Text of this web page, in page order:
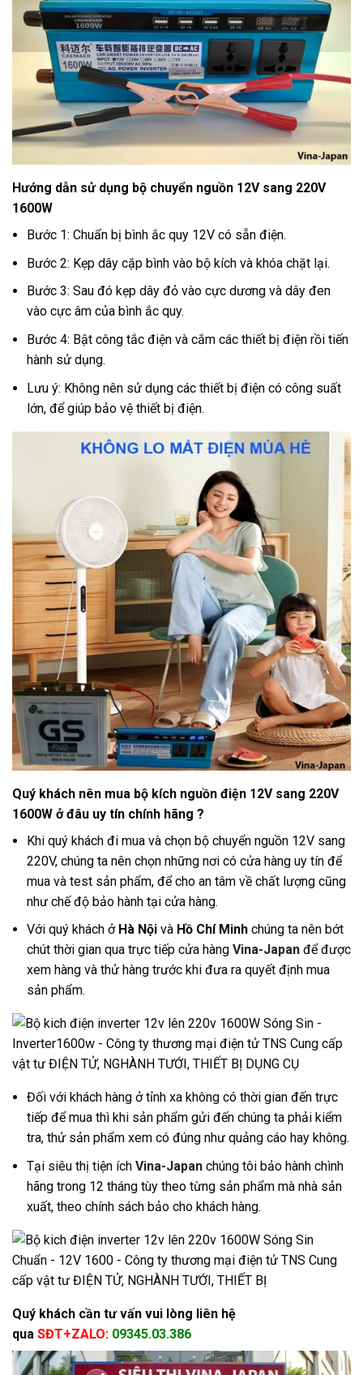
Hướng dẫn sử dụng bộ chuyển nguồn 12V sang 220V
1600W
Bước 1: Chuẩn bị bình ắc quy 12V có sẵn điện.
Bước 2: Kẹp dây cặp bình vào bộ kích và khóa chặt lại.
Bước 3: Sau đó kẹp dây đỏ vào cực dương và dây đen
vào cực âm của bình ắc quy.
Bước 4: Bật công tắc điện và cắm các thiết bị điện rồi tiến
hành sử dụng.
Lưu ý: Không nên sử dụng các thiết bị điện có công suất
lớn, để giúp bảo vệ thiết bị điện.
Quý khách nên mua bộ kích nguồn điện 12V sang 220V
1600W ở đâu uy tín chính hãng ?
Khi quý khách đi mua và chọn bộ chuyển nguồn 12V sang
220V, chúng ta nên chọn những nơi có cửa hàng uy tín để
mua và test sản phẩm, để cho an tâm về chất lượng cũng
như chế độ bảo hành tại cửa hàng.
Với quý khách ở Hà Nội và Hồ Chí Minh chúng ta nên bớt
chút thời gian qua trực tiếp cửa hàng Vina-Japan để được
xem hàng và thử hàng trước khi đưa ra quyết định mua
sản phẩm.
Đối với khách hàng ở tỉnh xa không có thời gian đến trực
tiếp để mua thì khi sản phẩm gửi đến chúng ta phải kiểm
tra, thử sản phẩm xem có đúng như quảng cáo hay không.
Tại siêu thị tiện ích Vina-Japan chúng tôi bảo hành chình
hãng trong 12 tháng tùy theo từng sản phẩm mà nhà sản
xuất, theo chính sách bảo cho khách hàng.
Quý khách cần tư vấn vui lòng liên hệ
qua SĐT+ZALO: 09345.03.386